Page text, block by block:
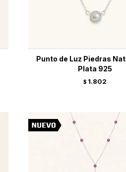
Punto de Luz Piedras
Plata 925
$ 1.802